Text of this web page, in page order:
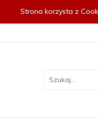
Strona korzysta z